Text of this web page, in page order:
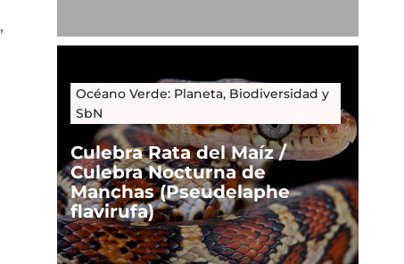
,
Océano Verde: Planeta, Biodiversidad y
SbN
Culebra Rata del Maíz /
Culebra Nocturna de
Manchas (Pseudelaphe
flavirufa)